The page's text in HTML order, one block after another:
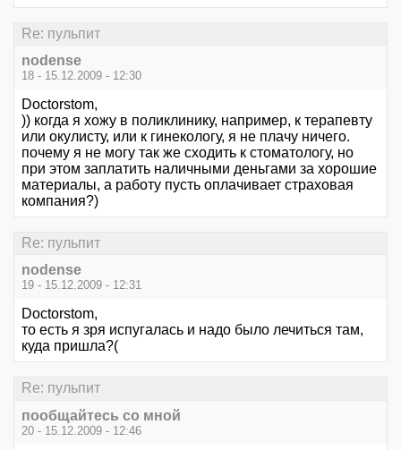
Re: пульпит
nodense
18 - 15.12.2009 - 12:30
Doctorstom,
)) когда я хожу в поликлинику, например, к терапевту
или окулисту, или к гинекологу, я не плачу ничего.
почему я не могу так же сходить к стоматологу, но
при этом заплатить наличными деньгами за хорошие
материалы, а работу пусть оплачивает страховая
компания?)
Re: пульпит
nodense
19 - 15.12.2009 - 12:31
Doctorstom,
то есть я зря испугалась и надо было лечиться там,
куда пришла?(
Re: пульпит
пообщайтесь со мной
20 - 15.12.2009 - 12:46